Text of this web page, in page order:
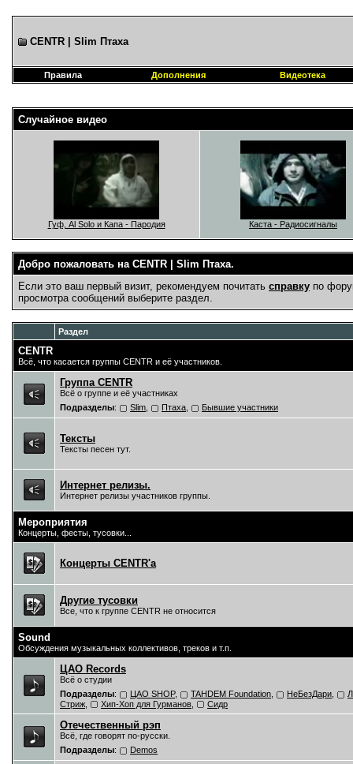
CENTR | Slim Птаха
Правила Дополнения Видеотека
Случайное видео
Гуф, Al Solo и Капа - Пародия Каста - Радиосигналы
Добро пожаловать на CENTR | Slim Птаха.
Если это ваш первый визит, рекомендуем почитать справку по
просмотра сообщений выберите раздел.
Раздел
CENTR
Всё, что касается группы CENTR и её участников.
Группа CENTR
Всё о группе и её участниках
Подразделы: Slim Птаха Бывшие участники
Тексты
Тексты песен тут.
Интернет релизы.
Интернет релизы участников группы.
Мероприятия
Концерты, фесты, тусовки...
Концерты CENTR'a
Другие тусовки
Все, что к группе CENTR не относится
Sound
Обсуждения музыкальных коллективов, треков и т.п.
ЦAO Records
Всё о студии
Подразделы: ЦАО SHOP, TAHDEM Foundation НеБезДари
Стриж
Хип-Хоп для Гурманов Сидр
Отечественный рэп
Всё, где говорят по-русски.
Подразделы: Demos